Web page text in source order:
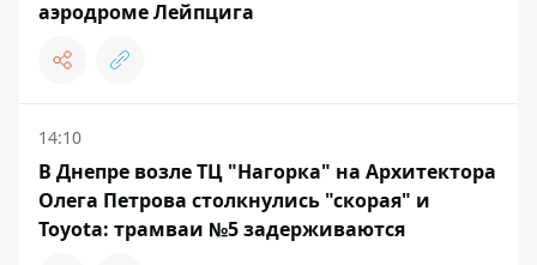
аэродроме Лейпцига
14:10
В Днепре возле ТЦ "Нагорка" на Архитектора
Олега Петрова столкнулись "скорая" и
Toyota: трамваи №5 задерживаются